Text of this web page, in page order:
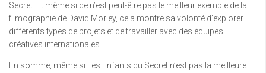
Secret. Et même si ce n’est peut-être pas le meilleur exemple de la
filmographie de David Morley, cela montre sa volonté d’explorer
différents types de projets et de travailler avec des équipes
créatives internationales.
En somme, même si Les Enfants du Secret n’est pas la meilleure